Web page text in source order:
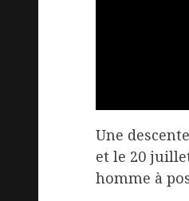
Une
et le 20
homme à